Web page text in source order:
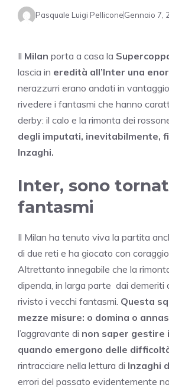
Pasquale Luigi PelliconeGennaio 7,
Il Milan porta a casa la
lascia in eredità all’Inter una
nerazzurri erano andati in
rivedere i fantasmi che hanno
derby: il calo e la rimonta dei
degli imputati, inevitabilmente,
Inzaghi.
Inter, sono
fantasmi
Il Milan ha tenuto viva la partita
di due reti e ha giocato con
Altrettanto innegabile che la
dipenda, in larga parte dai demeriti
rivisto i vecchi fantasmi. Questa
mezze misure: o domina o
l’aggravante di non saper gestire
quando emergono delle
rintracciare nella lettura di Inzaghi
errori del passato evidentemente